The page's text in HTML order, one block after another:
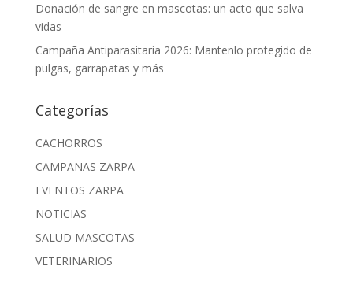
Donación de sangre en mascotas: un acto que salva
vidas
Campaña Antiparasitaria 2026: Mantenlo protegido de
pulgas, garrapatas y más
Categorías
CACHORROS
CAMPAÑAS ZARPA
EVENTOS ZARPA
NOTICIAS
SALUD MASCOTAS
VETERINARIOS